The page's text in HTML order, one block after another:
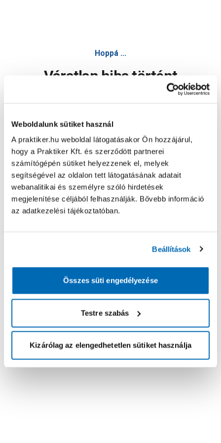
Weboldalunk sütiket használ
A praktiker.hu weboldal látogatásakor Ön hozzájárul,
hogy a Praktiker Kft. és szerződött partnerei
számítógépén sütiket helyezzenek el, melyek
segítségével az oldalon tett látogatásának adatait
webanalitikai és személyre szóló hirdetések
megjelenítése céljából felhasználják. Bővebb információ
az adatkezelési tájékoztatóban.
Beállítások
Összes süti engedélyezése
Testre szabás
Kizárólag az elengedhetetlen sütiket használja
Hoppá ...
Váratlan hiba történt
Oldal újratöltése